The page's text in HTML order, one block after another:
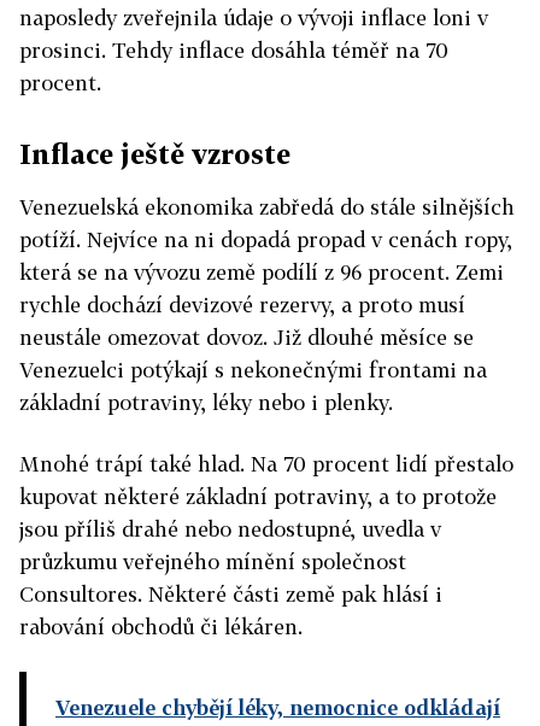
naposledy zveřejnila údaje o vývoji inflace loni v
prosinci. Tehdy inflace dosáhla téměř na 70
procent.
Inflace ještě vzroste
Venezuelská ekonomika zabředá do stále silnějších
potíží. Nejvíce na ni dopadá propad v cenách ropy,
která se na vývozu země podílí z 96 procent. Zemi
rychle dochází devizové rezervy, a proto musí
neustále omezovat dovoz. Již dlouhé měsíce se
Venezuelci potýkají s nekonečnými frontami na
základní potraviny, léky nebo i plenky.
Mnohé trápí také hlad. Na 70 procent lidí přestalo
kupovat některé základní potraviny, a to protože
jsou příliš drahé nebo nedostupné, uvedla v
průzkumu veřejného mínění společnost
Consultores. Některé části země pak hlásí i
rabování obchodů či lékáren.
Venezuele chybějí léky, nemocnice odkládají